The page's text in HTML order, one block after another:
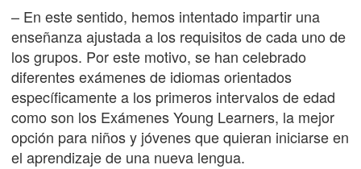
– En este sentido, hemos intentado impartir una
enseñanza ajustada a los requisitos de cada uno de
los grupos. Por este motivo, se han celebrado
diferentes exámenes de idiomas orientados
específicamente a los primeros intervalos de edad
como son los Exámenes Young Learners, la mejor
opción para niños y jóvenes que quieran iniciarse en
el aprendizaje de una nueva lengua.